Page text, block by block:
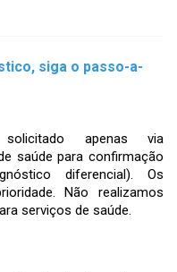
siga o passo-a-
apenas via
saúde para confirmação
diferencial). Os
Não realizamos
serviços de saúde.